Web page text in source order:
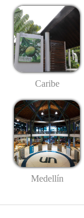
Caribe
Medellín